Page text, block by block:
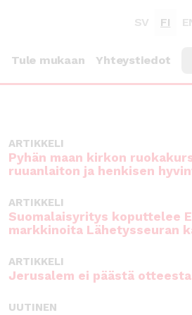
SV FI
Tule mukaan Yhteystiedot
ARTIKKELI
Pyhän maan kirkon
ruuanlaiton ja henkisen
ARTIKKELI
Suomalaisyritys koputtelee
markkinoita Lähetysseuran
ARTIKKELI
Jerusalem ei päästä
UUTINEN